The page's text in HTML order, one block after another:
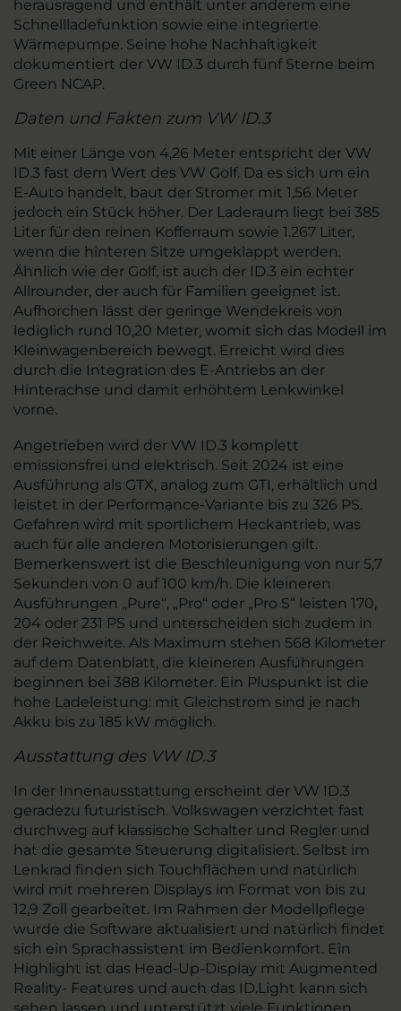
herausragend und enthält unter anderem eine
Schnellladefunktion sowie eine integrierte
Wärmepumpe. Seine hohe Nachhaltigkeit
dokumentiert der VW ID.3 durch fünf Sterne beim
Green NCAP.
Daten und Fakten zum VW ID.3
Mit einer Länge von 4,26 Meter entspricht der VW
ID.3 fast dem Wert des VW Golf. Da es sich um ein
E-Auto handelt, baut der Stromer mit 1,56 Meter
jedoch ein Stück höher. Der Laderaum liegt bei 385
Liter für den reinen Kofferraum sowie 1.267 Liter,
wenn die hinteren Sitze umgeklappt werden.
Ähnlich wie der Golf, ist auch der ID.3 ein echter
Allrounder, der auch für Familien geeignet ist.
Aufhorchen lässt der geringe Wendekreis von
lediglich rund 10,20 Meter, womit sich das Modell im
Kleinwagenbereich bewegt. Erreicht wird dies
durch die Integration des E-Antriebs an der
Hinterachse und damit erhöhtem Lenkwinkel
vorne.
Angetrieben wird der VW ID.3 komplett
emissionsfrei und elektrisch. Seit 2024 ist eine
Ausführung als GTX, analog zum GTI, erhältlich und
leistet in der Performance-Variante bis zu 326 PS.
Gefahren wird mit sportlichem Heckantrieb, was
auch für alle anderen Motorisierungen gilt.
Bemerkenswert ist die Beschleunigung von nur 5,7
Sekunden von 0 auf 100 km/h. Die kleineren
Ausführungen „Pure“, „Pro“ oder „Pro S“ leisten 170,
204 oder 231 PS und unterscheiden sich zudem in
der Reichweite. Als Maximum stehen 568 Kilometer
auf dem Datenblatt, die kleineren Ausführungen
beginnen bei 388 Kilometer. Ein Pluspunkt ist die
hohe Ladeleistung: mit Gleichstrom sind je nach
Akku bis zu 185 kW möglich.
Ausstattung des VW ID.3
In der Innenausstattung erscheint der VW ID.3
geradezu futuristisch. Volkswagen verzichtet fast
durchweg auf klassische Schalter und Regler und
hat die gesamte Steuerung digitalisiert. Selbst im
Lenkrad finden sich Touchflächen und natürlich
wird mit mehreren Displays im Format von bis zu
12,9 Zoll gearbeitet. Im Rahmen der Modellpflege
wurde die Software aktualisiert und natürlich findet
sich ein Sprachassistent im Bedienkomfort. Ein
Highlight ist das Head-Up-Display mit Augmented
Reality- Features und auch das ID.Light kann sich